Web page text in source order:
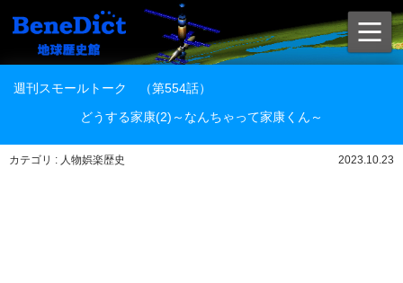
週刊スモールトーク （第554話）
どうする家康(2)～なんちゃって家康くん～
カテゴリ : 人物娯楽歴史 2023.10.23